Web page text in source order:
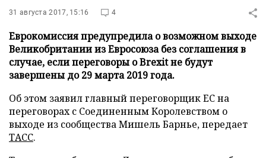
31 августа 2017, 15:16 4
Еврокомиссия предупредила о возможном выходе
Великобритании из Евросоюза без соглашения в
случае, если переговоры о Brexit не будут
завершены до 29 марта 2019 года.
Об этом заявил главный переговорщик ЕС на
переговорах с Соединенным Королевством о
выходе из сообщества Мишель Барнье, передает
ТАСС.